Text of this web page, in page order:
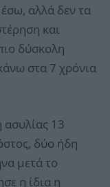
αλλά δεν τα
και
δύσκολη
στα 7 χρόνια
13
δύο ήδη
μετά το
η ίδια η